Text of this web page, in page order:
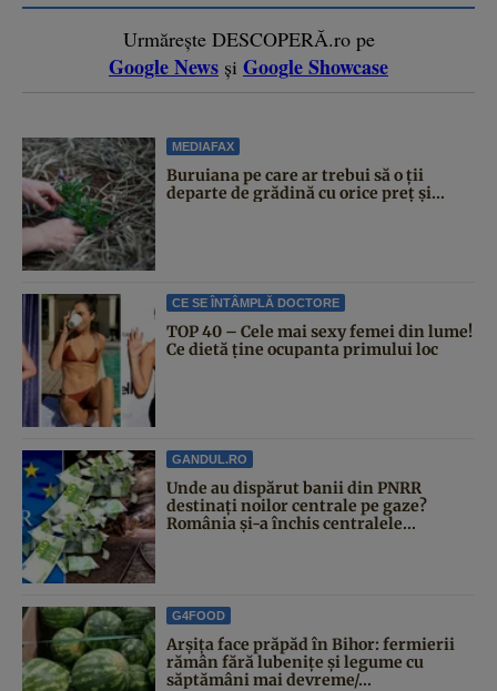
Urmărește DESCOPERĂ.ro pe
Google News și Google Showcase
MEDIAFAX
Buruiana pe care ar trebui să o ții
departe de grădină cu orice preț și...
CE SE ÎNTÂMPLĂ DOCTORE
TOP 40 – Cele mai sexy femei din lume!
Ce dietă ține ocupanta primului loc
GANDUL.RO
Unde au dispărut banii din PNRR
destinați noilor centrale pe gaze?
România și-a închis centralele...
G4FOOD
Arșița face prăpăd în Bihor: fermierii
rămân fără lubenițe și legume cu
săptămâni mai devreme/...